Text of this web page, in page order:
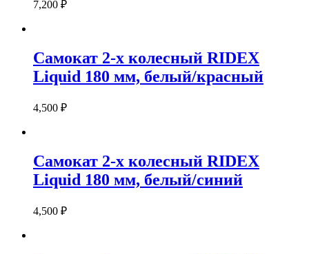
7,200 ₽
Самокат 2-х колесный RIDEX
Liquid 180 мм, белый/красный
4,500 ₽
Самокат 2-х колесный RIDEX
Liquid 180 мм, белый/синий
4,500 ₽